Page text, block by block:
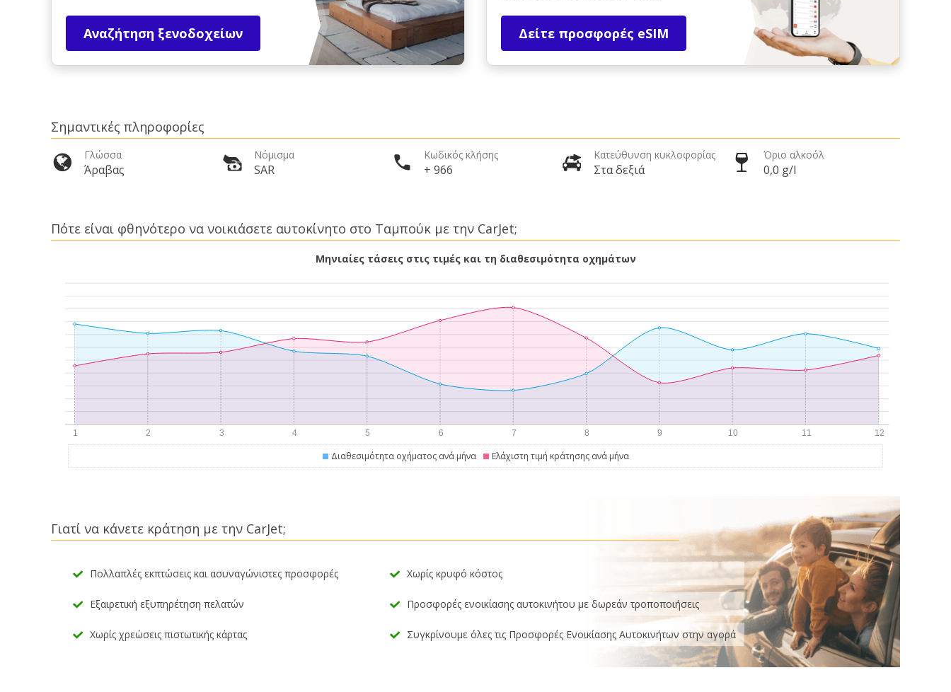
Αναζήτηση ξενοδοχείων Δείτε προσφορές eSIM
Σημαντικές πληροφορίες
Γλώσσα
Άραβας
Νόμισμα
SAR
Κωδικός κλήσης
+ 966
Κατεύθυνση κυκλοφορίας
Στα δεξιά
Όριο αλκοόλ
0,0 g/l
Πότε είναι φθηνότερο να νοικιάσετε αυτοκίνητο στο Ταμπούκ με την CarJet;
Μηνιαίες τάσεις στις τιμές και τη διαθεσιμότητα οχημάτων
Διαθεσιμότητα οχήματος ανά μήνα Ελάχιστη τιμή κράτησης ανά μήνα
Γιατί να κάνετε κράτηση με την CarJet;
Πολλαπλές εκπτώσεις και ασυναγώνιστες προσφορές Χωρίς κρυφό κόστος
Εξαιρετική εξυπηρέτηση πελατών Προσφορές ενοικίασης αυτοκινήτου με δωρεάν τροποποιήσεις
Χωρίς χρεώσεις πιστωτικής κάρτας Συγκρίνουμε όλες τις Προσφορές Ενοικίασης Αυτοκινήτων στην αγορά